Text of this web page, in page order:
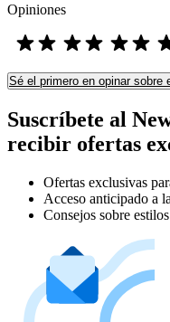
Opiniones
Sé el primero en opinar sobre
Suscríbete al
recibir ofertas
Ofertas exclusivas
Acceso anticipado a
Consejos sobre